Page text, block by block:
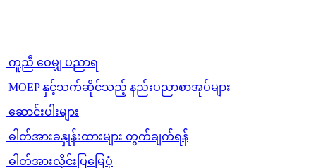
ကူညီ ဝေမျှ ပညာရ
MOEP နှင့်သက်ဆိုင်သည့် နည်းပညာစာအုပ်များ
ဆောင်းပါးများ
ဓါတ်အားခနှုန်းထားများ တွက်ချက်ရန်
ဓါတ်အားလိုင်းပြမြေပုံ